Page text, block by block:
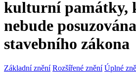
kulturní památky,
nebude
stavebního zákona
Základní znění Rozšířené znění Úplné